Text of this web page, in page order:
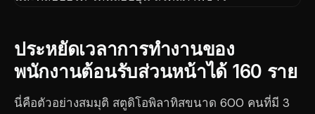
ประหยัดเวลาการทำงานของ
พนักงานต้อนรับส่วนหน้าได้ 160 ราย
นี่คือตัวอย่างสมมุติ สตูดิโอพิลาทิสขนาด 600 คนที่มี 3